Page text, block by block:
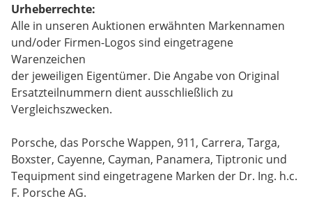
Urheberrechte:
Alle in unseren Auktionen erwähnten Markennamen
und/oder Firmen-Logos sind eingetragene
Warenzeichen
der jeweiligen Eigentümer. Die Angabe von Original
Ersatzteilnummern dient ausschließlich zu
Vergleichszwecken.
Porsche, das Porsche Wappen, 911, Carrera, Targa,
Boxster, Cayenne, Cayman, Panamera, Tiptronic und
Tequipment sind eingetragene Marken der Dr. Ing. h.c.
F. Porsche AG.